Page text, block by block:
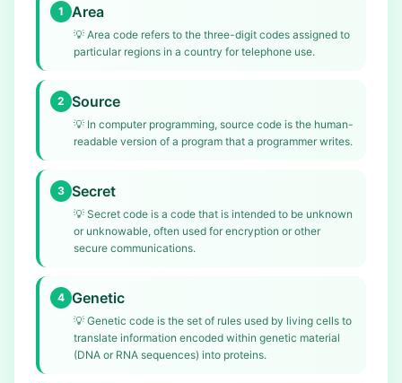
1 Area
💡 Area code refers to the three-digit codes assigned to
particular regions in a country for telephone use.
2 Source
💡 In computer programming, source code is the human-
readable version of a program that a programmer writes.
3 Secret
💡 Secret code is a code that is intended to be unknown
or unknowable, often used for encryption or other
secure communications.
4 Genetic
💡 Genetic code is the set of rules used by living cells to
translate information encoded within genetic material
(DNA or RNA sequences) into proteins.